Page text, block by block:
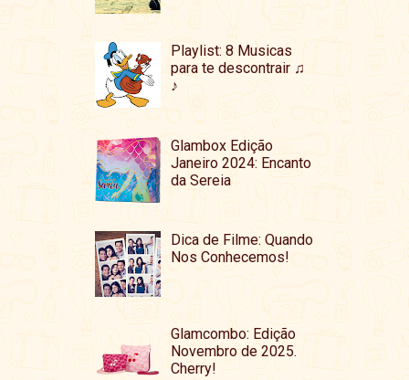
Playlist: 8 Musicas
para te descontrair ♫
♪
Glambox Edição
Janeiro 2024: Encanto
da Sereia
Dica de Filme: Quando
Nos Conhecemos!
Glamcombo: Edição
Novembro de 2025.
Cherry!